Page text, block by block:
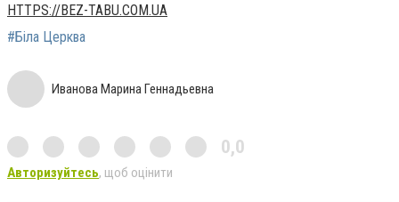
HTTPS://BEZ-TABU.COM.UA
#Біла Церква
Иванова Марина Геннадьевна
0,0
Авторизуйтесь, щоб оцінити